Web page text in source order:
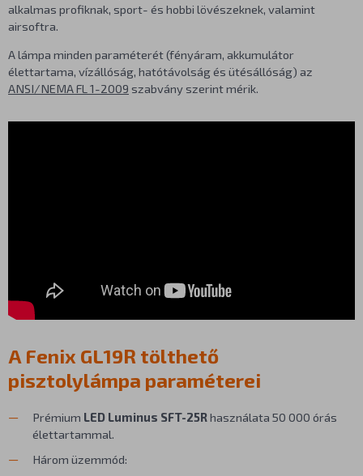
alkalmas profiknak, sport- és hobbi lövészeknek, valamint
airsoftra.
A lámpa minden paraméterét (fényáram, akkumulátor
élettartama, vízállóság, hatótávolság és ütésállóság) az
ANSI/NEMA FL 1-2009 szabvány szerint mérik.
A Fenix GL19R tölthető
pisztolylámpa paraméterei
Prémium LED Luminus SFT-25Rhasználata 50 000 órás
élettartammal.
Három üzemmód: